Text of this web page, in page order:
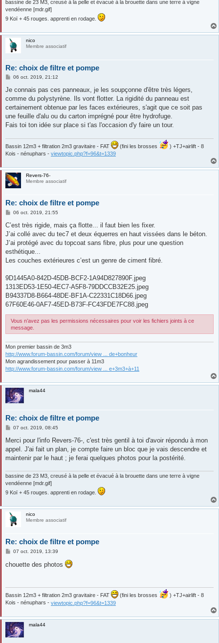
bassine de 23 M3, creusé à la pelle et évacué à la brouette dans une terre à vigne
vendéenne [mdr.gif]
9 Koï + 45 rouges. apprenti en rodage.
nico
Membre associatif
Re: choix de filtre et pompe
M
s
a
g
06 oct. 2019, 21:12
Je connais pas ces panneaux, je les soupçonne d'être très légers,
comme du polystyrène. Ils vont flotter. La rigidité du panneau est
certainement obtenue par les faces extérieures, s'agit que ce soit pas
une feuille d'alu ou du carton imprégné pour être hydrofuge.
Fais toi ton idée sur place si t'as l'occasion d'y faire un tour.
Bassin 12m3 + filtration 2m3 gravitaire - FAT (fini les brosses
) +TJ+airlift - 8
Kois - nénuphars - viewtopic.php?f=96&t=1339
Revers-76-
Membre associatif
Re: choix de filtre et pompe
M
s
a
g
06 oct. 2019, 21:55
C’est très rigide, mais ça flotte... il faut bien les fixer.
J’ai collé avec du tec7 et deux équerres en haut vissées dans le béton.
J’ai protégé avec du topcoat sans fibre, plus pour une question
esthétique...
Les couches extérieures c’est un genre de ciment fibré.
9D1445A0-842D-45DB-BCF2-1A94D827890F.jpeg
1313ED53-1E50-4EC7-A5F8-79DDCCB32E25.jpeg
B94337D8-B664-48DE-BF1A-C22331C18D66.jpeg
67F60E46-0AF7-45ED-B73F-FC43FDE7FC88.jpeg
Vous n’avez pas les permissions nécessaires pour voir les fichiers joints à ce
message.
Mon premier bassin de 3m3
http://www.forum-bassin.com/forum/view ... de+bonheur
Mon agrandissement pour passer à 11m3
http://www.forum-bassin.com/forum/view ... e+3m3+à+11
mala44
Re: choix de filtre et pompe
M
s
a
g
07 oct. 2019, 08:45
Merci pour l'info Revers-76-, c'est très gentil à toi d'avoir répondu à mon
appel. J'ai fait un plan, je compte faire un bloc que je vais descendre et
maintenir par le haut ; je ferai quelques photos pour la postérité.
bassine de 23 M3, creusé à la pelle et évacué à la brouette dans une terre à vigne
vendéenne [mdr.gif]
9 Koï + 45 rouges. apprenti en rodage.
nico
Membre associatif
Re: choix de filtre et pompe
M
s
s
07 oct. 2019, 13:39
chouette des photos
Bassin 12m3 + filtration 2m3 gravitaire - FAT (fini les brosses
) +TJ+airlift - 8
Kois - nénuphars - viewtopic.php?f=96&t=1339
mala44